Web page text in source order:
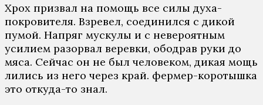
Хрох призвал на помощь все силы духа-
покровителя. Взревел, соединился с дикой
пумой. Напряг мускулы и с невероятным
усилием разорвал веревки, ободрав руки до
мяса. Сейчас он не был человеком, дикая мощь
лились из него через край. фермер-коротышка
это откуда-то знал.